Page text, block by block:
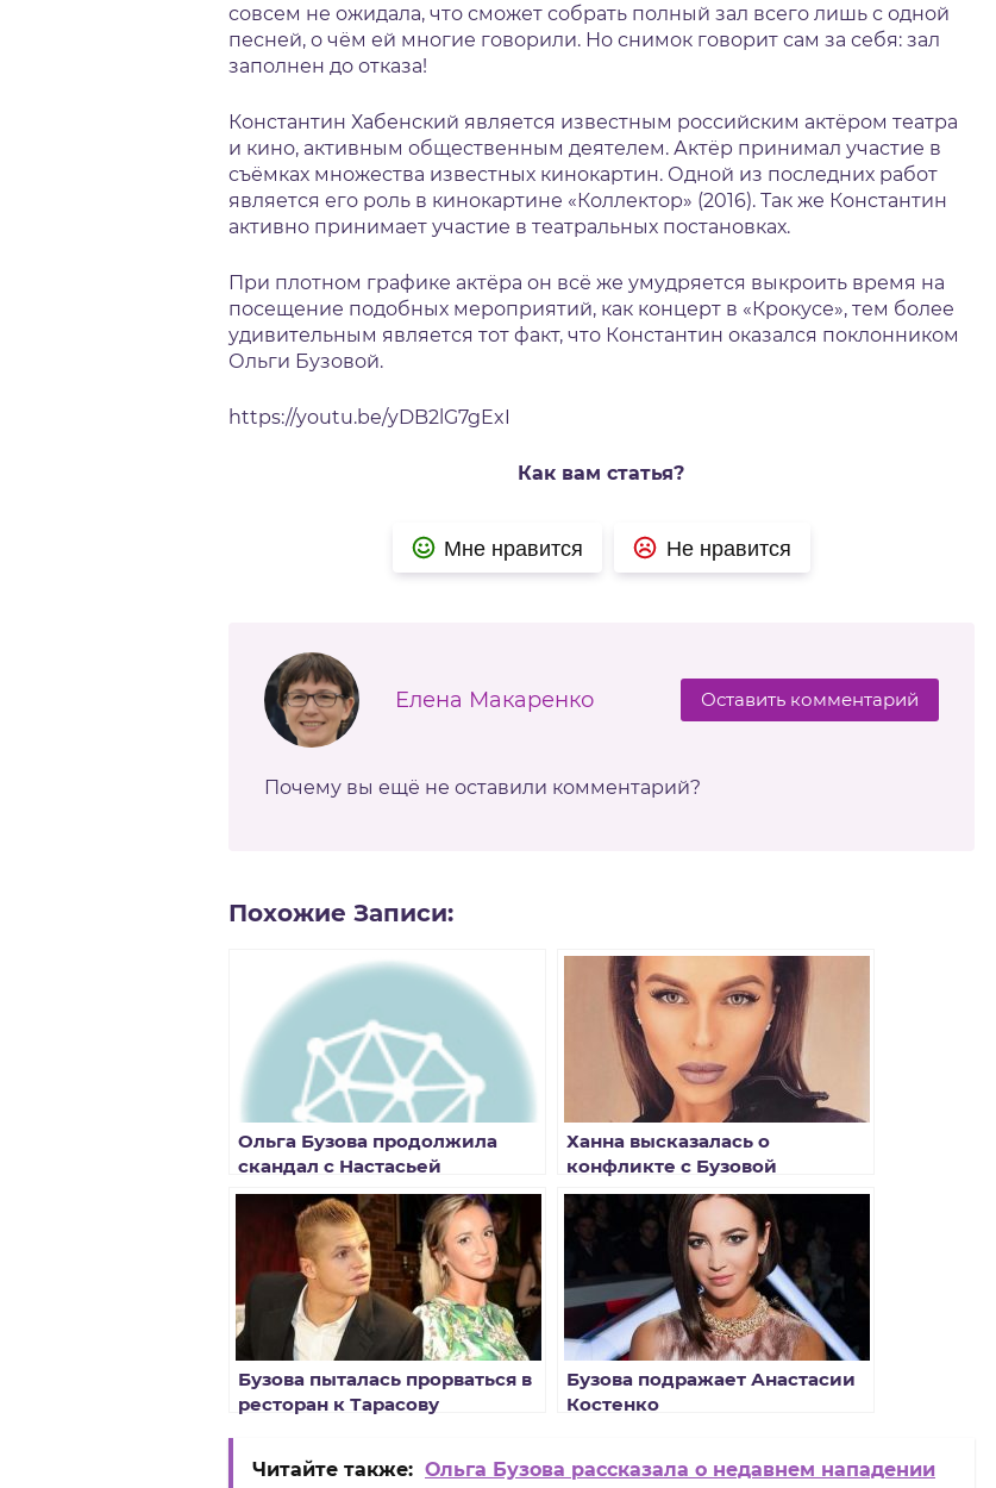
совсем не ожидала, что сможет собрать полный зал всего лишь с одной
песней, о чём ей многие говорили. Но снимок говорит сам за себя: зал
заполнен до отказа!
Константин Хабенский является известным российским актёром театра
и кино, активным общественным деятелем. Актёр принимал участие в
съёмках множества известных кинокартин. Одной из последних работ
является его роль в кинокартине «Коллектор» (2016). Так же Константин
активно принимает участие в театральных постановках.
При плотном графике актёра он всё же умудряется выкроить время на
посещение подобных мероприятий, как концерт в «Крокусе», тем более
удивительным является тот факт, что Константин оказался поклонником
Ольги Бузовой.
https://youtu.be/yDB2lG7gExI
Как вам статья?
Мне нравится Не нравится
Елена Макаренко Оставить комментарий
Почему вы ещё не оставили комментарий?
Похожие Записи:
Ольга Бузова продолжила
скандал с Настасьей
Самбурской
Ханна высказалась о
конфликте с Бузовой
Бузова пыталась прорваться в
ресторан к Тарасову
Бузова подражает Анастасии
Костенко
Читайте также: Ольга Бузова рассказала о недавнем нападении